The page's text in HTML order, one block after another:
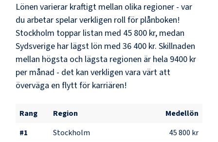
Lönen varierar kraftigt mellan olika regioner - var
du arbetar spelar verkligen roll för plånboken!
Stockholm toppar listan med 45 800 kr, medan
Sydsverige har lägst lön med 36 400 kr. Skillnaden
mellan högsta och lägsta regionen är hela 9400 kr
per månad - det kan verkligen vara värt att
överväga en flytt för karriären!
Rang Region
Medellön
#1 Stockholm
45 800 kr